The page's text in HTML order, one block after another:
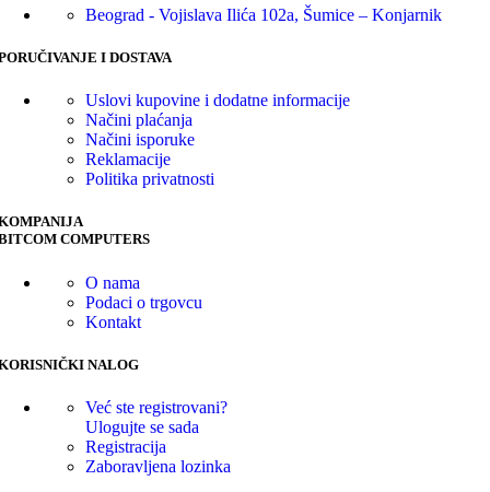
Beograd - Vojislava Ilića 102a, Šumice – Konjarnik
I DOSTAVA
Uslovi kupovine i dodatne informacije
Načini plaćanja
Načini isporuke
Reklamacije
Politika privatnosti
COMPUTERS
O nama
Podaci o trgovcu
Kontakt
NALOG
Već ste registrovani?
Ulogujte se sada
Registracija
Zaboravljena lozinka